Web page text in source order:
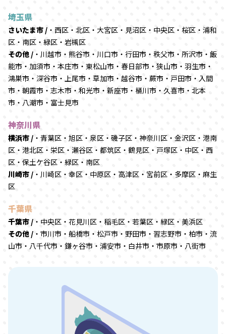
埼玉県
さいたま市 / ・西区・北区・大宮区・見沼区・中央区・桜区・浦和
区・南区・緑区・岩槻区
その他 / ・川越市・熊谷市・川口市・行田市・秩父市・所沢市・飯
能市・加須市・本庄市・東松山市・春日部市・狭山市・羽生市・
鴻巣市・深谷市・上尾市・草加市・越谷市・蕨市・戸田市・入間
市・朝霞市・志木市・和光市・新座市・桶川市・久喜市・北本
市・八潮市・富士見市
神奈川県
横浜市 / ・青葉区・旭区・泉区・磯子区・神奈川区・金沢区・港南
区・港北区・栄区・瀬谷区・都筑区・鶴見区・戸塚区・中区・西
区・保土ケ谷区・緑区・南区
川崎市 / ・川崎区・幸区・中原区・高津区・宮前区・多摩区・麻生
区
千葉県
千葉市 / ・中央区・花見川区・稲毛区・若葉区・緑区・美浜区
その他 / ・市川市・船橋市・松戸市・野田市・習志野市・柏市・流
山市・八千代市・鎌ヶ谷市・浦安市・白井市・市原市・八街市